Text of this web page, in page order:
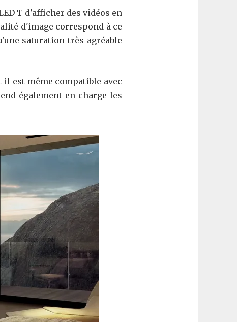
T d'afficher des vidéos en
d'image correspond à ce
saturation très agréable
il est même compatible avec
également en charge les